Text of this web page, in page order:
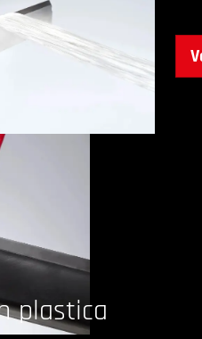
plastica